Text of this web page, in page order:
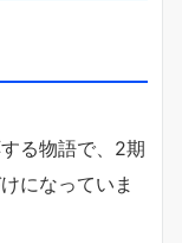
る物語で、2期
になっていま